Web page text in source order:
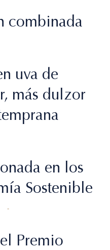
combinada
uva de
más dulzor
en los
Sostenible
Premio